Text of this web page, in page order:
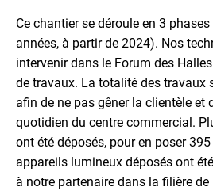
Ce chantier se déroule en 3
années, à partir de 2024). Nos
intervenir dans le Forum des
de travaux. La totalité des travaux
afin de ne pas gêner la clientèle et
quotidien du centre commercial.
ont été déposés, pour en poser
appareils lumineux déposés ont
à notre partenaire dans la filière de